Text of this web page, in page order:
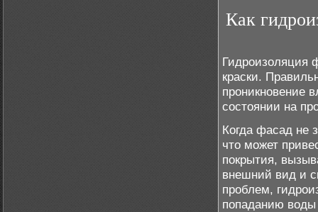
Как
Гидроизоляция
краски.
проникновение
состоянии на
Когда фасад не
что может
покрытия,
внешний вид и
проблем,
попаданию